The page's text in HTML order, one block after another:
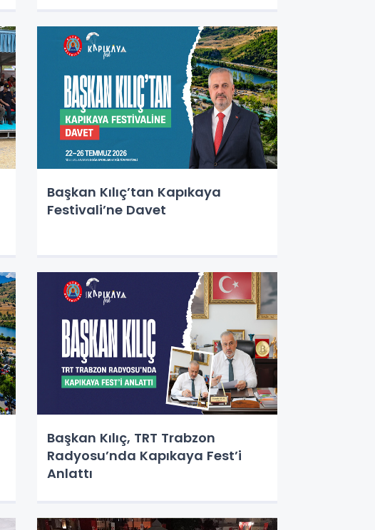
Başkan Kılıç’tan Kapıkaya
Festivali’ne Davet
Başkan Kılıç, TRT Trabzon
Radyosu’nda Kapıkaya Fest’i
Anlattı